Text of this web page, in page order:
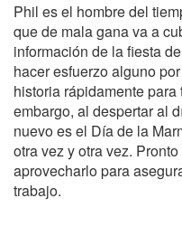
Phil es el hombre del
que de mala gana va a
información de la fiesta
hacer esfuerzo alguno
historia rápidamente
embargo, al despertar al
nuevo es el Día de la
otra vez y otra vez.
aprovecharlo para
trabajo.